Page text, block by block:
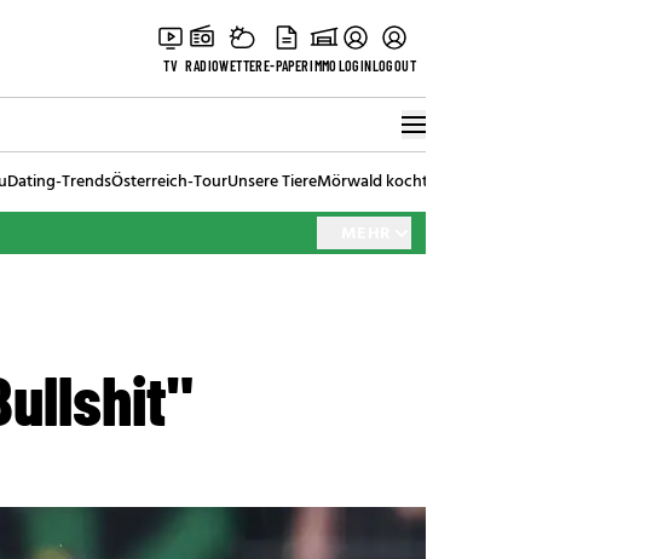
TV RADIOWETTERE-PAPERIMMOLOGINLOGOUT
Dating-TrendsÖsterreich-TourUnsere TiereMörwald kocht